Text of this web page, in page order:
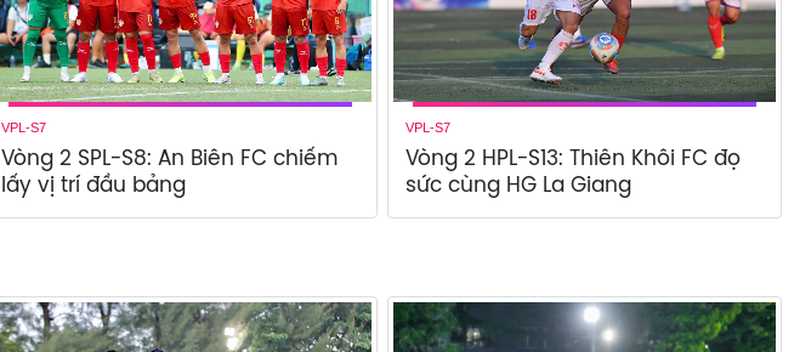
VPL-S7
Vòng 2 SPL-S8: An Biên FC chiếm
lấy vị trí đầu bảng
VPL-S7
Vòng 2 HPL-S13: Thiên Khôi FC đọ
sức cùng HG La Giang